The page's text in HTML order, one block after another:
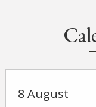
8 August